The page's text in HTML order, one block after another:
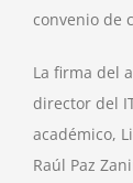
convenio de
La firma del
director del
académico,
Raúl Paz